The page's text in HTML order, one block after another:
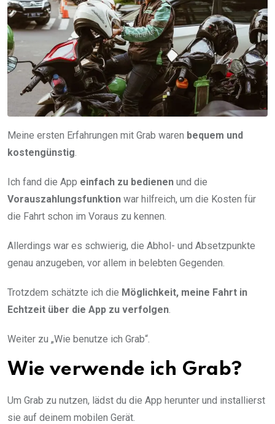
Meine ersten Erfahrungen mit Grab waren bequem und
kostengünstig
Ich fand die App einfach zu bedienen und die
Vorauszahlungsfunktion war hilfreich, um die Kosten für
die Fahrt schon im Voraus zu kennen.
Allerdings war es schwierig, die Abhol- und Absetzpunkte
genau anzugeben, vor allem in belebten Gegenden.
Trotzdem schätzte ich die Möglichkeit, meine Fahrt in
Echtzeit über die App zu verfolgen
Weiter zu „Wie benutze ich Grab“.
Wie verwende ich Grab?
Um Grab zu nutzen, lädst du die App herunter und installierst
sie auf deinem mobilen Gerät.